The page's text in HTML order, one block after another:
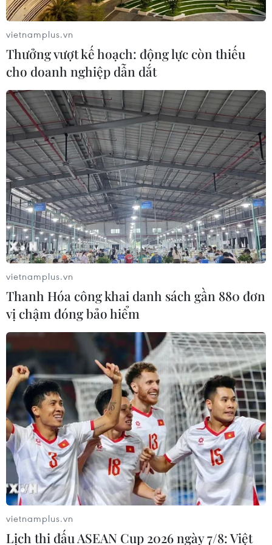
định./.
(TTXVN/Vietnam+)
#dự án khu công nghiệp
#tăng trưởng xanh
Theo dõi VietnamPlus
TIN LIÊN QUAN
vietnamplus.vn
Thưởng vượt kế hoạch: động lực còn thiếu
cho doanh nghiệp dẫn dắt
vietnamplus.vn
Thanh Hóa công khai danh sách gần 880 đơn
vị chậm đóng bảo hiểm
vietnamplus.vn
Lịch thi đấu ASEAN Cup 2026 ngày 7/8: Việt